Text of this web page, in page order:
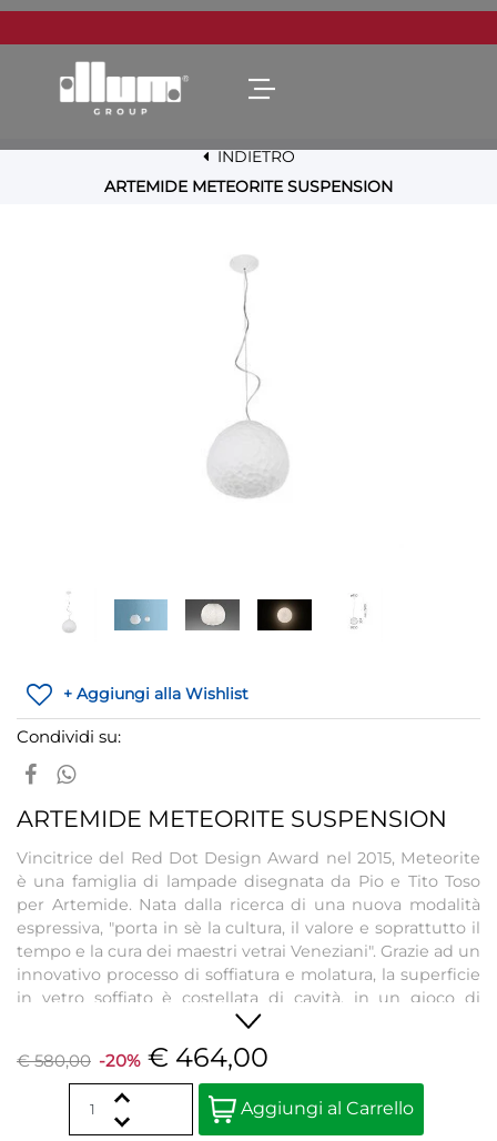
Open menu
INDIETRO
ARTEMIDE METEORITE SUSPENSION
+ Aggiungi alla Wishlist
Condividi su:
ARTEMIDE METEORITE SUSPENSION
Vincitrice del Red Dot Design Award nel 2015, Meteorite
è una famiglia di lampade disegnata da Pio e Tito Toso
per Artemide. Nata dalla ricerca di una nuova modalità
espressiva, "porta in sè la cultura, il valore e soprattutto il
tempo e la cura dei maestri vetrai Veneziani". Grazie ad un
innovativo processo di soffiatura e molatura, la superficie
in vetro soffiato è costellata di cavità, in un gioco di
profondità che ricorda la forma del meteorite. Raffinata
ed elegante, diffonde una morbida luce.
€ 580,00 -20% € 464,00
Quantità
Aggiungi al Carrello